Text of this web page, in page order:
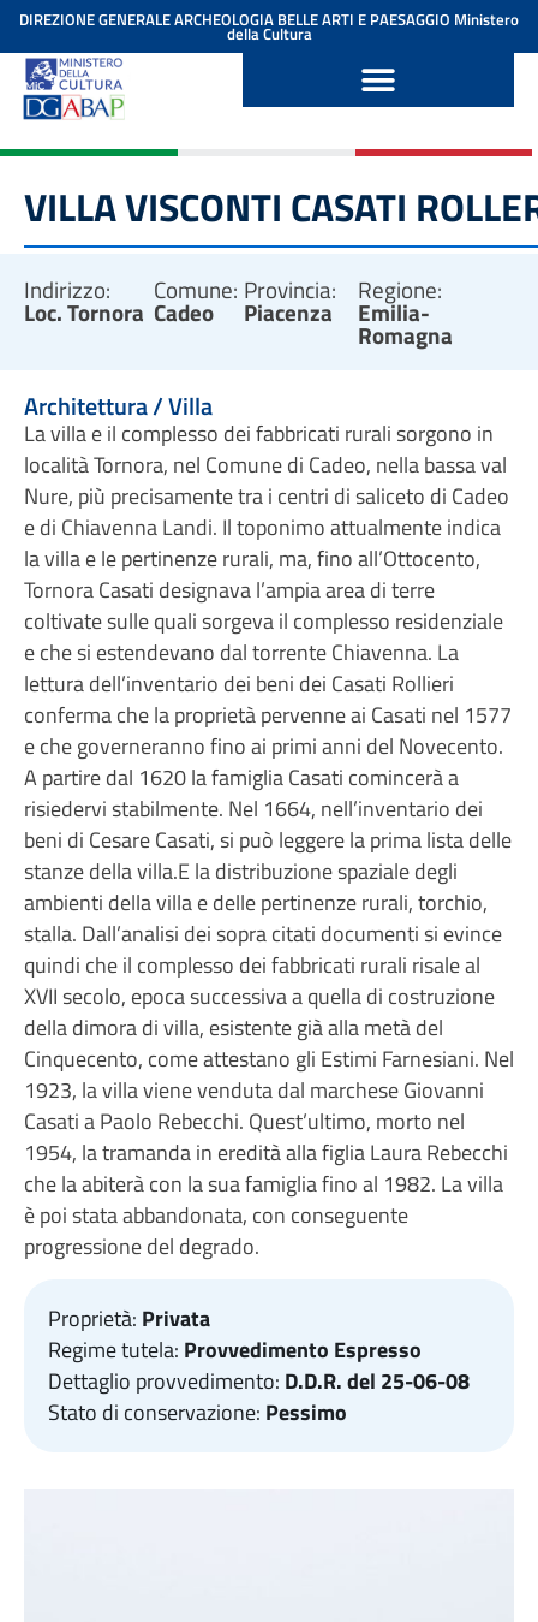
contenuto
DIREZIONE GENERALE ARCHEOLOGIA BELLE ARTI E PAESAGGIO Ministero
della Cultura
VILLA VISCONTI CASATI
Indirizzo:
Loc. Tornora
Comune:
Cadeo
Provincia:
Piacenza
Regione:
Emilia-
Romagna
Architettura / Villa
La villa e il complesso dei fabbricati rurali sorgono in
località Tornora, nel Comune di Cadeo, nella bassa val
Nure, più precisamente tra i centri di saliceto di Cadeo
e di Chiavenna Landi. Il toponimo attualmente indica
la villa e le pertinenze rurali, ma, fino all’Ottocento,
Tornora Casati designava l’ampia area di terre
coltivate sulle quali sorgeva il complesso residenziale
e che si estendevano dal torrente Chiavenna. La
lettura dell’inventario dei beni dei Casati Rollieri
conferma che la proprietà pervenne ai Casati nel 1577
e che governeranno fino ai primi anni del Novecento.
A partire dal 1620 la famiglia Casati comincerà a
risiedervi stabilmente. Nel 1664, nell’inventario dei
beni di Cesare Casati, si può leggere la prima lista delle
stanze della villa.E la distribuzione spaziale degli
ambienti della villa e delle pertinenze rurali, torchio,
stalla. Dall’analisi dei sopra citati documenti si evince
quindi che il complesso dei fabbricati rurali risale al
XVII secolo, epoca successiva a quella di costruzione
della dimora di villa, esistente già alla metà del
Cinquecento, come attestano gli Estimi Farnesiani. Nel
1923, la villa viene venduta dal marchese Giovanni
Casati a Paolo Rebecchi. Quest’ultimo, morto nel
1954, la tramanda in eredità alla figlia Laura Rebecchi
che la abiterà con la sua famiglia fino al 1982. La villa
è poi stata abbandonata, con conseguente
progressione del degrado.
Proprietà: Privata
Regime tutela: Provvedimento Espresso
Dettaglio provvedimento: D.D.R. del 25-06-08
Stato di conservazione: Pessimo